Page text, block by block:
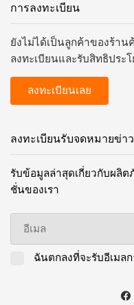
การลงทะเบียน
ยังไม่ได้เป็นลูกค้าของร้า
ลงทะเบียนและรับสิทธิประ
ลงทะเบียนเลย
ลงทะเบียนรับจดหมายข่า
รับข้อมูลล่าสุดเกี่ยวกับผลิ
ชั่นของเรา
อีเมล
ฉันตกลงที่จะรับอีเมล